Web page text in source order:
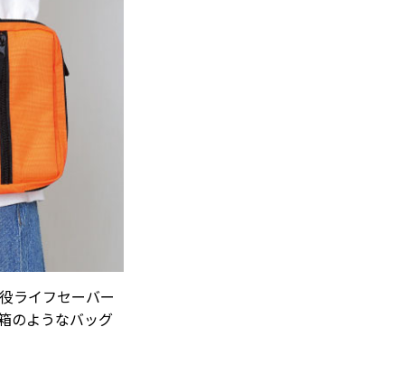
ライフセーバー
のようなバッグ